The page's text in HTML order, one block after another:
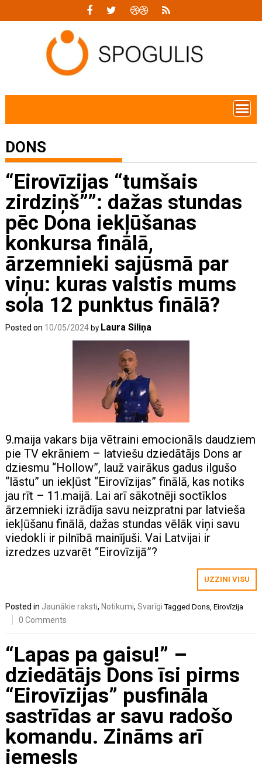
DONS
“Eirovīzijas “tumšais
zirdziņš””: dažas stundas
pēc Dona iekļūšanas
konkursa finālā,
ārzemnieki sajūsmā par
viņu: kuras valstis mums
sola 12 punktus finālā?
Posted on 10/05/2024 by Laura Siliņa
9.maija vakars bija vētraini emocionāls daudziem
pie TV ekrāniem – latviešu dziedātājs Dons ar
dziesmu “Hollow”, lauž vairākus gadus ilgušo
“lāstu” un iekļūst “Eirovīzijas” finālā, kas notiks
jau rīt – 11.maijā. Lai arī sākotnēji soctīklos
ārzemnieki izrādīja savu neizpratni par latvieša
iekļūšanu finālā, dažas stundas vēlāk viņi savu
viedokli ir pilnībā mainījuši. Vai Latvijai ir
izredzes uzvarēt “Eirovīzijā”?
UZZINI VISU
Posted in Jaunākie raksti,Notikumi,Svarīgi TaggedDons ,Eirovīzija
0 Comments
“Lapas pa gaisu!” –
dziedātājs Dons īsi pirms
“Eirovīzijas” pusfināla
sastrīdas ar savu radošo
komandu. Zināms arī
iemesls